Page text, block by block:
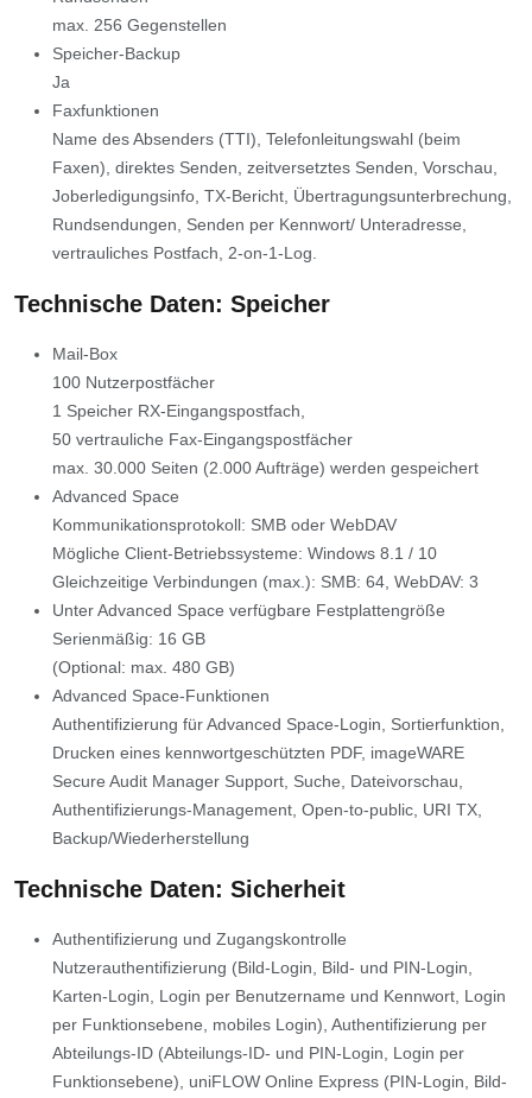
max. 256 Gegenstellen
Speicher-Backup
Ja
Faxfunktionen
Name des Absenders (TTI), Telefonleitungswahl (beim
Faxen), direktes Senden, zeitversetztes Senden, Vorschau,
Joberledigungsinfo, TX-Bericht, Übertragungsunterbrechung,
Rundsendungen, Senden per Kennwort/ Unteradresse,
vertrauliches Postfach, 2-on-1-Log.
Technische Daten: Speicher
Mail-Box
100 Nutzerpostfächer
1 Speicher RX-Eingangspostfach,
50 vertrauliche Fax-Eingangspostfächer
max. 30.000 Seiten (2.000 Aufträge) werden gespeichert
Advanced Space
Kommunikationsprotokoll: SMB oder WebDAV
Mögliche Client-Betriebssysteme: Windows 8.1 / 10
Gleichzeitige Verbindungen (max.): SMB: 64, WebDAV: 3
Unter Advanced Space verfügbare Festplattengröße
Serienmäßig: 16 GB
(Optional: max. 480 GB)
Advanced Space-Funktionen
Authentifizierung für Advanced Space-Login, Sortierfunktion,
Drucken eines kennwortgeschützten PDF, imageWARE
Secure Audit Manager Support, Suche, Dateivorschau,
Authentifizierungs-Management, Open-to-public, URI TX,
Backup/Wiederherstellung
Technische Daten: Sicherheit
Authentifizierung und Zugangskontrolle
Nutzerauthentifizierung (Bild-Login, Bild- und PIN-Login,
Karten-Login, Login per Benutzername und Kennwort, Login
per Funktionsebene, mobiles Login), Authentifizierung per
Abteilungs-ID (Abteilungs-ID- und PIN-Login, Login per
Funktionsebene), uniFLOW Online Express (PIN-Login, Bild-